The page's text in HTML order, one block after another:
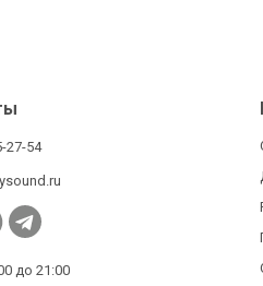
27-54
до 21:00